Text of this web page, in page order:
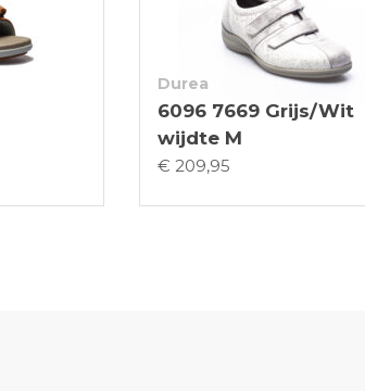
Durea
6096 7669 Grijs/Wit
wijdte M
€ 209,95